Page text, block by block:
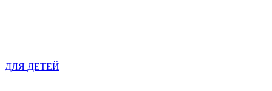
ДЛЯ ДЕТЕЙ